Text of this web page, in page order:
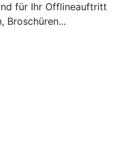
für Ihr Offlineauftritt
Broschüren...